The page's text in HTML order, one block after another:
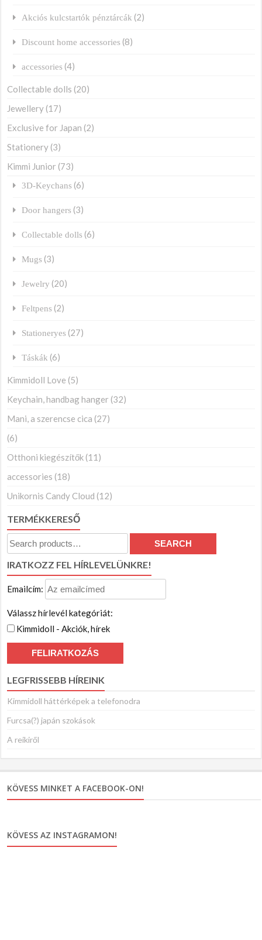
Akciós kulcstartók pénztárcák (2)
Discount home accessories (8)
accessories (4)
Collectable dolls (20)
Jewellery (17)
Exclusive for Japan (2)
Stationery (3)
Kimmi Junior (73)
3D-Keychans (6)
Door hangers (3)
Collectable dolls (6)
Mugs (3)
Jewelry (20)
Feltpens (2)
Stationeryes (27)
Táskák (6)
Kimmidoll Love (5)
Keychain, handbag hanger (32)
Mani, a szerencse cica (27)
(6)
Otthoni kiegészítők (11)
accessories (18)
Unikornis Candy Cloud (12)
TERMÉKKERESŐ
Search
for:
SEARCH
IRATKOZZ FEL HÍRLEVELÜNKRE!
Emailcím:
Válassz hírlevél kategóriát:
Kimmidoll - Akciók, hírek
LEGFRISSEBB HÍREINK
Kimmidoll háttérképek a telefonodra
Furcsa(?) japán szokások
A reikiről
KÖVESS MINKET A FACEBOOK-ON!
KÖVESS AZ INSTAGRAMON!